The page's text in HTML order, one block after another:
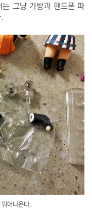
그냥 가방과 핸드폰 파
어나온다.